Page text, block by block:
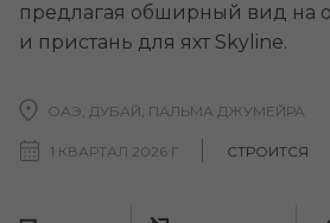
предлагая обширный вид на
и пристань для яхт Skyline.
ОАЭ, ДУБАЙ, ПАЛЬМА ДЖУМЕЙРА
1 КВАРТАЛ 2026 Г СТРОИТСЯ